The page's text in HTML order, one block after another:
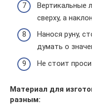
Вертикальные
сверху, а
Нанося руну,
думать о
Не стоит
Материал для
разным: